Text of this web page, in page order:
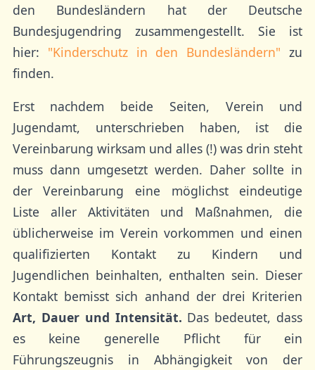
den Bundesländern hat der Deutsche
Bundesjugendring zusammengestellt. Sie ist
hier: "Kinderschutz in den Bundesländern" zu
finden.
Erst nachdem beide Seiten, Verein und
Jugendamt, unterschrieben haben, ist die
Vereinbarung wirksam und alles (!) was drin steht
muss dann umgesetzt werden. Daher sollte in
der Vereinbarung eine möglichst eindeutige
Liste aller Aktivitäten und Maßnahmen, die
üblicherweise im Verein vorkommen und einen
qualifizierten Kontakt zu Kindern und
Jugendlichen beinhalten, enthalten sein. Dieser
Kontakt bemisst sich anhand der drei Kriterien
Art, Dauer und Intensität. Das bedeutet, dass
es keine generelle Pflicht für ein
Führungszeugnis in Abhängigkeit von der